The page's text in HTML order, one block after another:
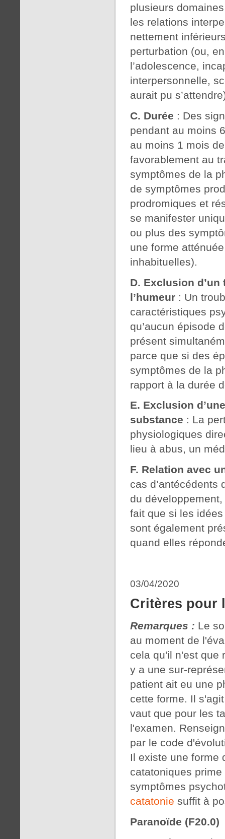
plusieurs
les relations
nettement
perturbation (ou,
l’adolescence,
interpersonnelle,
aurait pu
C. Durée : Des
pendant au moins
au moins 1 mois
favorablement au
symptômes de la
de symptômes
prodromiques et
se manifester
ou plus des
une forme
inhabituelles).
D. Exclusion
l’humeur : Un
caractéristiques
qu’aucun épisode
présent
parce que si des
symptômes de la
rapport à la durée
E. Exclusion
substance : La
physiologiques
lieu à abus, un
F. Relation avec
cas d’antécédents
du
fait que si les
sont également
quand elles
03/04/2020
Critères pour
Remarques : Le
au moment de
cela qu'il n'est que
y a une sur-
patient ait eu une
cette forme. Il
vaut que pour les
l'examen.
par le code
Il existe une forme
catatoniques
symptômes
catatonie suffit à
Paranoïde (F20.0)